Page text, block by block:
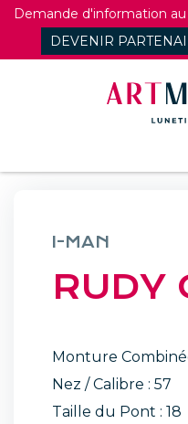
Skip
content
Demande d'information au
DEVENIR
I-MAN
RUDY
Monture
Nez / Calibre : 57
Taille du Pont : 18